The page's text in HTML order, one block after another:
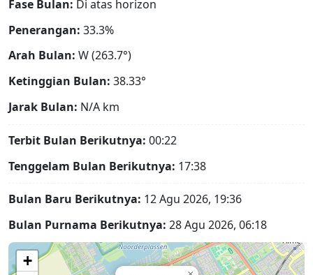
Fase Bulan: Di atas horizon
Penerangan: 33.3%
Arah Bulan: W (263.7°)
Ketinggian Bulan: 38.33°
Jarak Bulan: N/A km
Terbit Bulan Berikutnya: 00:22
Tenggelam Bulan Berikutnya: 17:38
Bulan Baru Berikutnya: 12 Agu 2026, 19:36
Bulan Purnama Berikutnya: 28 Agu 2026, 06:18
+